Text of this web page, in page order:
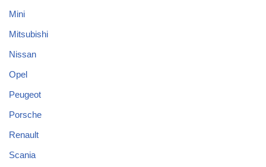
Mini
Mitsubishi
Nissan
Opel
Peugeot
Porsche
Renault
Scania